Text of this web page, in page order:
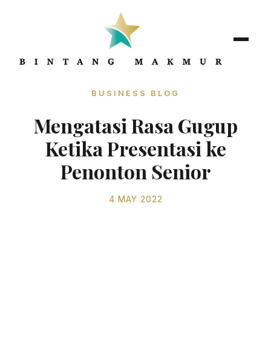
BUSINESS BLOG
Mengatasi Rasa Gugup
Ketika Presentasi ke
Penonton Senior
4 MAY 2022